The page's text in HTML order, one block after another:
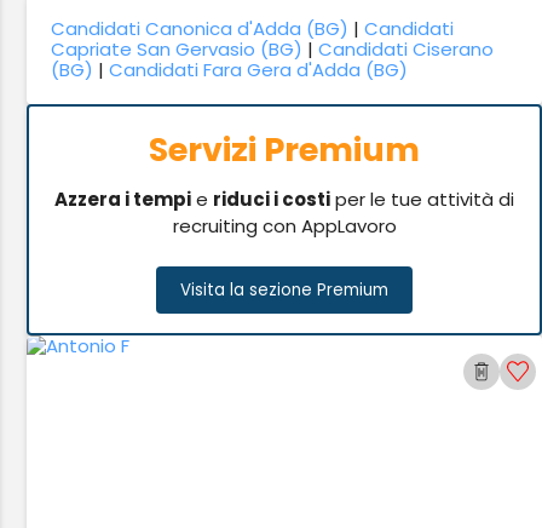
Candidati Canonica d'Adda (BG) |Candidati
Capriate San Gervasio (BG) |Candidati Ciserano
(BG) |Candidati Fara Gera d'Adda (BG)
Servizi Premium
Azzera i tempie riduci i costiper le tue attività di
recruiting con AppLavoro
Visita la sezione Premium